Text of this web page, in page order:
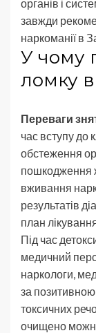
органів і
завжди
наркоманії в
У чому
ломку в
Переваги
час вступу до
обстеження
пошкодження
вживання
результатів
план
Під час
медичний
наркологи,
за
токсичних
очищено